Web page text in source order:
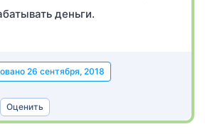
деньги.
26 сентября, 2018
Оценить